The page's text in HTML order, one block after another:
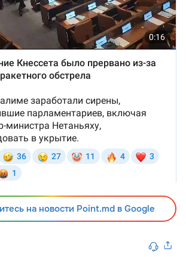
на новости Point.md в Google